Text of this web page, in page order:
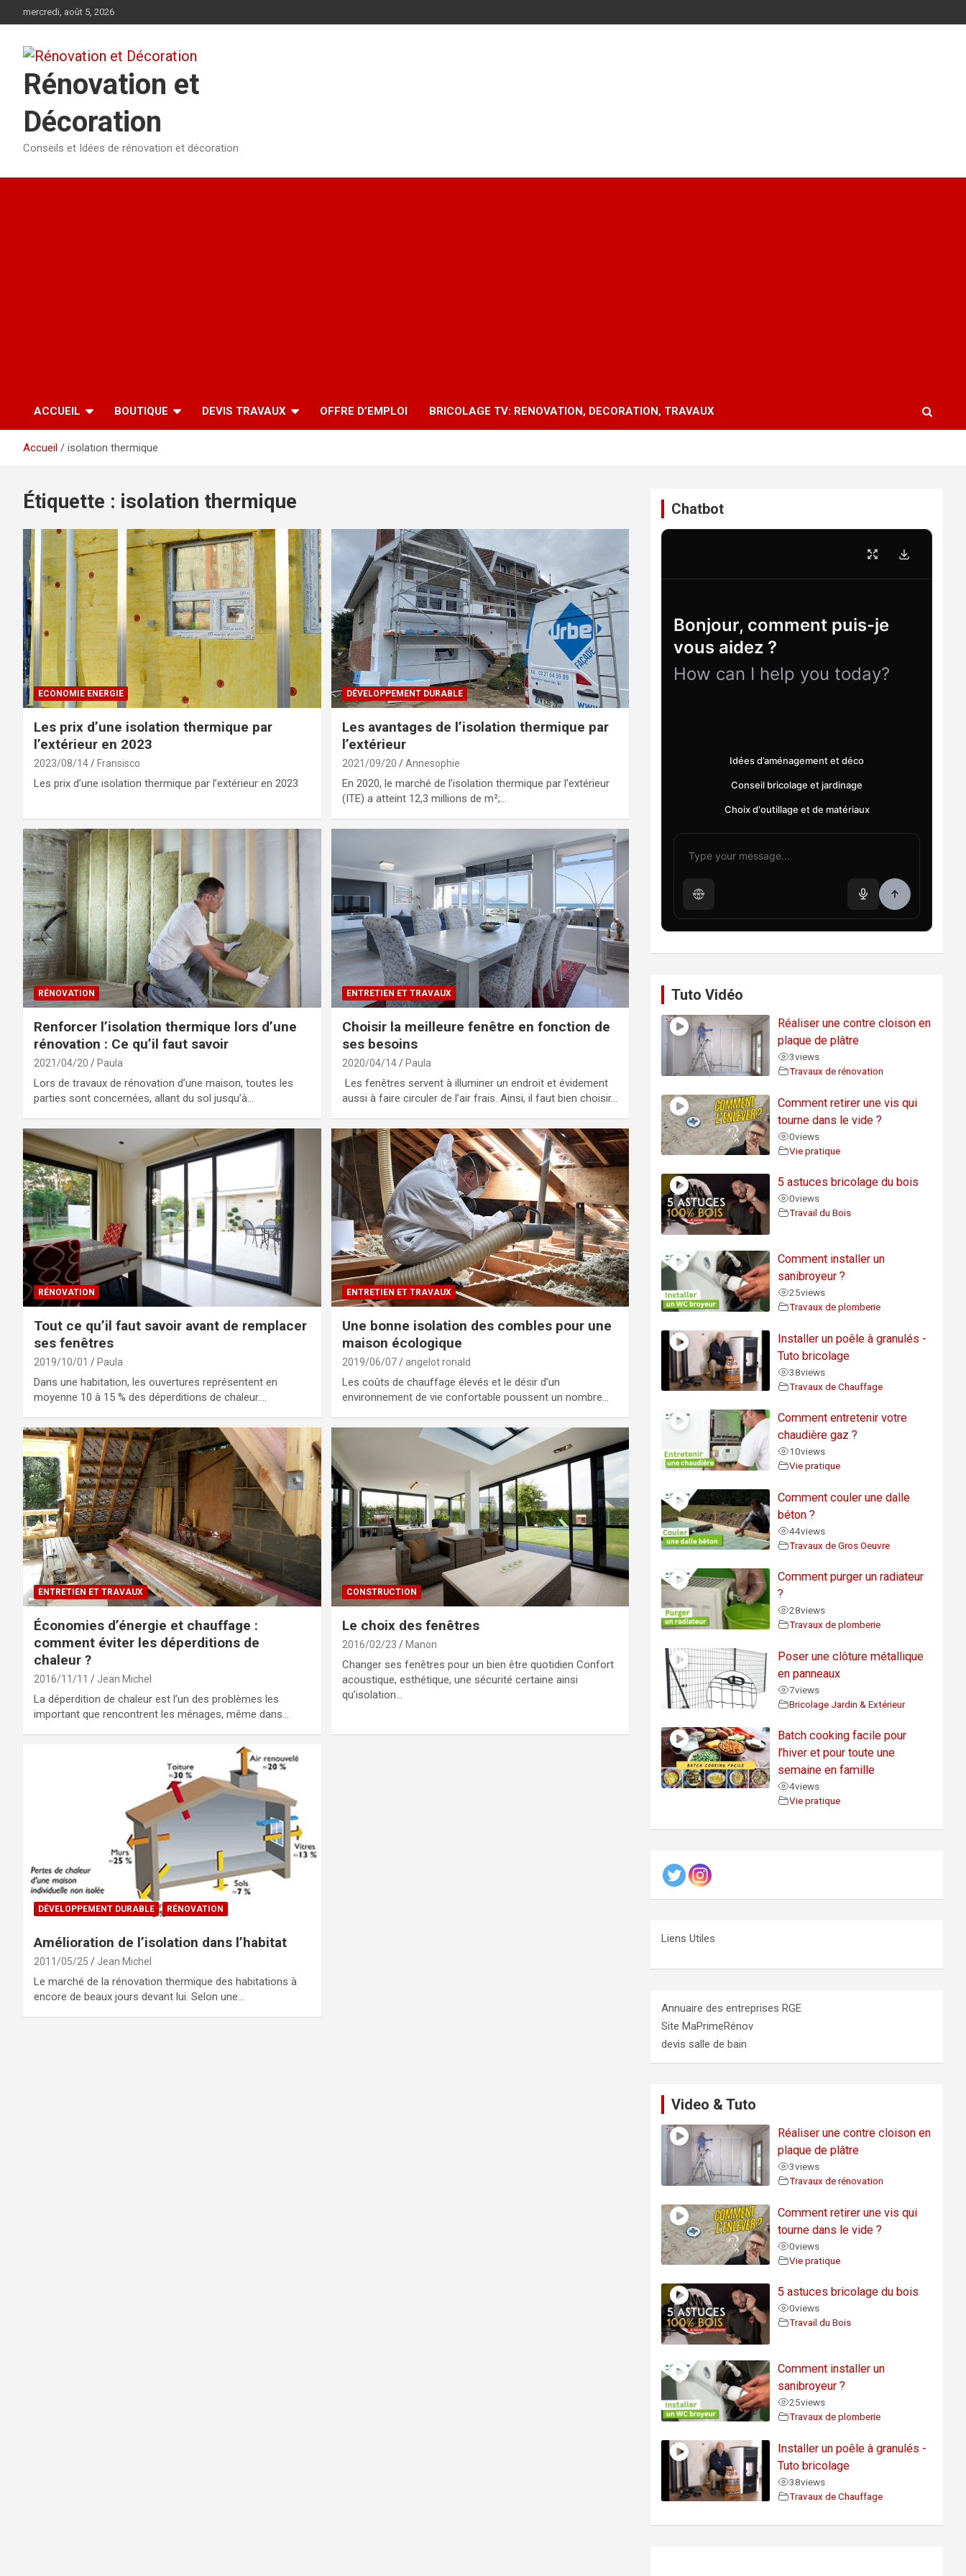
au
mercredi, août 5, 2026
Rénovation et
Décoration
Conseils et Idées de rénovation et décoration
ACCUEIL BOUTIQUE DEVIS TRAVAUX OFFRE D’EMPLOI BRICOLAGE TV: RENOVATION, DECORATION, TRAVAUX
Accueil isolation thermique
Étiquette : isolation thermique
ECONOMIE ENERGIE
Les prix d’une isolation thermique par
l’extérieur en 2023
2023/08/14 Fransisco
Les prix d’une isolation thermique par l’extérieur en 2023
DÉVELOPPEMENT DURABLE
Les avantages de l’isolation thermique par
l’extérieur
2021/09/20 Annesophie
En 2020, le marché de l’isolation thermique par l’extérieur
(ITE) a atteint 12,3 millions de m²;…
RÉNOVATION
Renforcer l’isolation thermique lors d’une
rénovation : Ce qu’il faut savoir
2021/04/20 Paula
Lors de travaux de rénovation d’une maison, toutes les
parties sont concernées, allant du sol jusqu’à…
ENTRETIEN ET TRAVAUX
Choisir la meilleure fenêtre en fonction de
ses besoins
2020/04/14 Paula
Les fenêtres servent à illuminer un endroit et évidement
aussi à faire circuler de l’air frais. Ainsi, il faut bien choisir…
RÉNOVATION
Tout ce qu’il faut savoir avant de remplacer
ses fenêtres
2019/10/01 Paula
Dans une habitation, les ouvertures représentent en
moyenne 10 à 15 % des déperditions de chaleur.…
ENTRETIEN ET TRAVAUX
Une bonne isolation des combles pour une
maison écologique
2019/06/07 angelot ronald
Les coûts de chauffage élevés et le désir d’un
environnement de vie confortable poussent un nombre…
ENTRETIEN ET TRAVAUX
Économies d’énergie et chauffage :
comment éviter les déperditions de
chaleur ?
2016/11/11 Jean Michel
La déperdition de chaleur est l’un des problèmes les
important que rencontrent les ménages, même dans…
CONSTRUCTION
Le choix des fenêtres
2016/02/23 Manon
Changer ses fenêtres pour un bien être quotidien Confort
acoustique, esthétique, une sécurité certaine ainsi
qu’isolation…
DÉVELOPPEMENT DURABLE RÉNOVATION
Amélioration de l’isolation dans l’habitat
2011/05/25 Jean Michel
Le marché de la rénovation thermique des habitations à
encore de beaux jours devant lui. Selon une…
Chatbot
Bonjour, comment puis-je
vous aidez ?
How can I help you today?
Idées d’aménagement et déco
Conseil bricolage et jardinage
Choix d'outillage et de matériaux
Tuto Vidéo
Réaliser une contre cloison en
plaque de plâtre
3views
Travaux de rénovation
Comment retirer une vis qui
tourne dans le vide ?
0views
Vie pratique
5 astuces bricolage du bois
0views
Travail du Bois
Comment installer un
sanibroyeur ?
25views
Travaux de plomberie
Installer un poêle à granulés -
Tuto bricolage
38views
Travaux de Chauffage
Comment entretenir votre
chaudière gaz ?
10views
Vie pratique
Comment couler une dalle
béton ?
44views
Travaux de Gros Oeuvre
Comment purger un radiateur
?
28views
Travaux de plomberie
Poser une clôture métallique
en panneaux
7views
Bricolage Jardin & Extérieur
Batch cooking facile pour
l’hiver et pour toute une
semaine en famille
4views
Vie pratique
Liens Utiles
Annuaire des entreprises RGE
Site MaPrimeRénov
devis salle de bain
Video & Tuto
Réaliser une contre cloison en
plaque de plâtre
3views
Travaux de rénovation
Comment retirer une vis qui
tourne dans le vide ?
0views
Vie pratique
5 astuces bricolage du bois
0views
Travail du Bois
Comment installer un
sanibroyeur ?
25views
Travaux de plomberie
Installer un poêle à granulés -
Tuto bricolage
38views
Travaux de Chauffage